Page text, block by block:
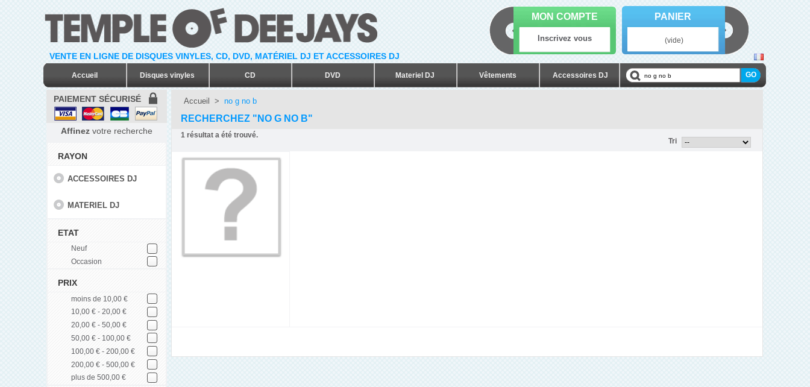
VENTE EN LIGNE DE DISQUES VINYLES, CD, DVD, MATÉRIEL DJ ET ACCESSOIRES DJ
Accueil Disques vinyles CD DVD Materiel DJ Vêtements Accessoires DJ
MON COMPTE
Inscrivez vous
PANIER
(vide)
PAIEMENT SÉCURISÉ
Affinez votre recherche
RAYON
ACCESSOIRES DJ
MATERIEL DJ
ETAT
Neuf
Occasion
PRIX
moins de 10,00 €
10,00 € - 20,00 €
20,00 € - 50,00 €
50,00 € - 100,00 €
100,00 € - 200,00 €
200,00 € - 500,00 €
plus de 500,00 €
Accueil > no g no b
RECHERCHEZ "NO G NO B"
1 résultat a été trouvé.
Tri